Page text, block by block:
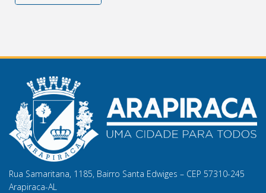
Rua Samaritana, 1185, Bairro Santa Edwiges – CEP 57310-245
Arapiraca-AL